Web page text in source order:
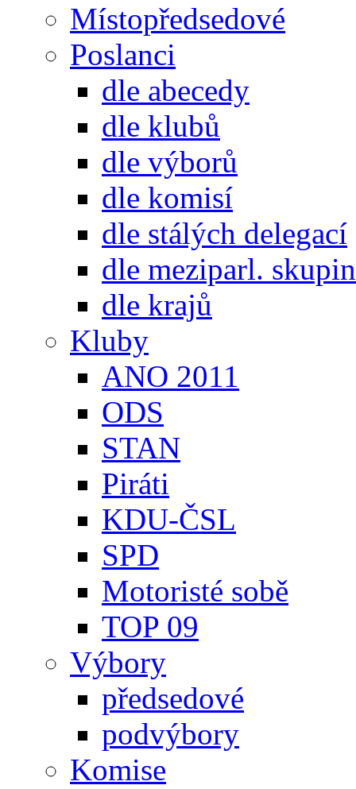
Místopředsedové
Poslanci
dle abecedy
dle klubů
dle výborů
dle komisí
dle stálých delegací
dle meziparl. skupin
dle krajů
Kluby
ANO 2011
ODS
STAN
Piráti
KDU-ČSL
SPD
Motoristé sobě
TOP 09
Výbory
předsedové
podvýbory
Komise